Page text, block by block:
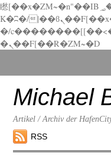
矁[��x�ZM~�n"��IB؃��!'����Тѕ��+��(m��I
K�ʭ�/|��ϐܢ��F[��x�ZMz�G�� %嬩
�/
�ܢ��F[��R�ZM~�D
down
contentMichael
Artikel / Archiv der
RSS